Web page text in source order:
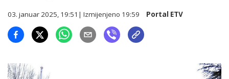
03. januar 2025, 19:51 | Izmijenjeno 19:59 Portal ETV